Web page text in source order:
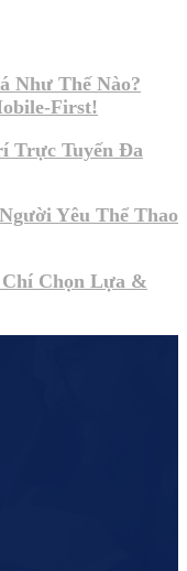
Như Thế Nào?
First!
Trực Tuyến Đa
Yêu Thể Thao
Chọn Lựa &